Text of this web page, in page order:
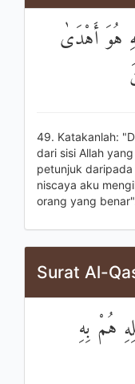
هُوَ أَهْدَىٰ
49. Katakanlah:
dari sisi Allah
petunjuk
niscaya aku
orang yang
Surat Al-
هُمْ بِهِ